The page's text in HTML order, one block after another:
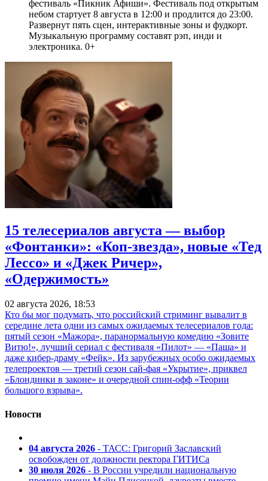
фестиваль «Пикник Афиши». Фестиваль под открытым
небом стартует 8 августа в 12:00 и продлится до 23:00.
Развернут пять сцен, интерактивные зоны и фудкорт.
Музыкальную программу составят рэп, инди и
электроника. 0+
15 телесериалов августа — выбор
«Фонтанки»: «Коп-звезда», новые «Тед
Лессо» и «Джек Ричер»,
«Одержимость»
02 августа 2026, 18:53
Кто бы мог подумать, что российский стриминг вывалит в
середине лета одни из самых ожидаемых телесериалов года:
пятый сезон «Мажора», паранормальную комедию «Зовите
Витю!», лучший сериал с фестиваля «Пилот» — «Паша» и
даже кибер-драму «Фейк». Из зарубежных особо ожидаемых
телепроектов — третий сезон сай-фая «Укрытие», приквел
«Блондинки в законе» и очередной спин-офф «Теории
большого взрыва».
Новости
04 августа 2026 - ТАСС: Григорий Заславский
освобожден от должности ректора ГИТИСа
30 июля 2026 - В России учредили национальную